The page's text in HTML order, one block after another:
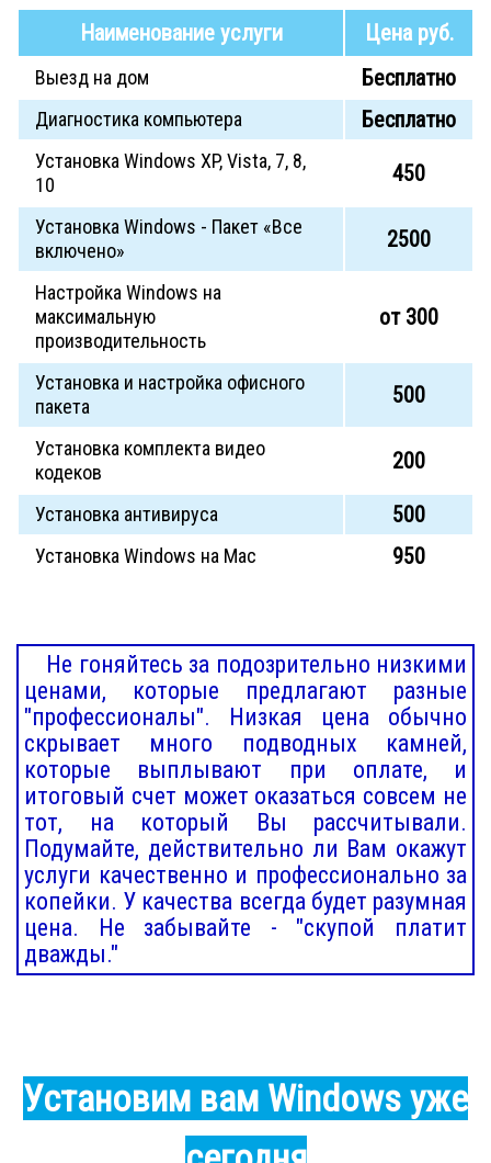
Наименование услуги Цена руб.
Выезд на дом Бесплатно
Диагностика компьютера Бесплатно
Установка Windows XP, Vista, 7, 8,
10
450
Установка Windows - Пакет «Все
включено»
2500
Настройка Windows на
максимальную
производительность
от 300
Установка и настройка офисного
пакета
500
Установка комплекта видео
кодеков
200
Установка антивируса 500
Установка Windows на Mac 950
Не гоняйтесь за подозрительно низкими
ценами, которые предлагают разные
"профессионалы". Низкая цена обычно
скрывает много подводных камней,
которые выплывают при оплате, и
итоговый счет может оказаться совсем не
тот, на который Вы рассчитывали.
Подумайте, действительно ли Вам окажут
услуги качественно и профессионально за
копейки. У качества всегда будет разумная
цена. Не забывайте - "скупой платит
дважды."
Установим вам Windows уже